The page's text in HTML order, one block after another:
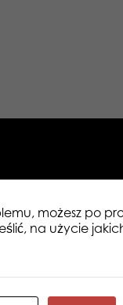
możesz po
na użycie